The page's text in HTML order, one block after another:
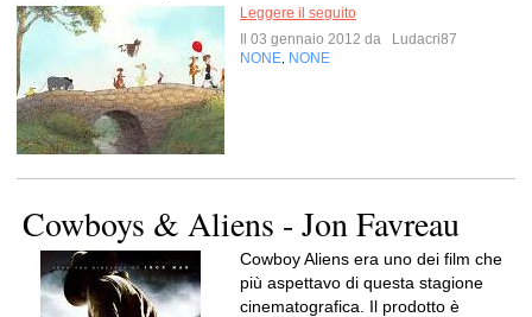
Leggere il seguito
Il 03 gennaio 2012 da
Ludacri87
NONE NONE
Cowboys & Aliens - Jon Favreau
Cowboy Aliens era uno dei film che
più aspettavo di questa stagione
cinematografica. Il prodotto è